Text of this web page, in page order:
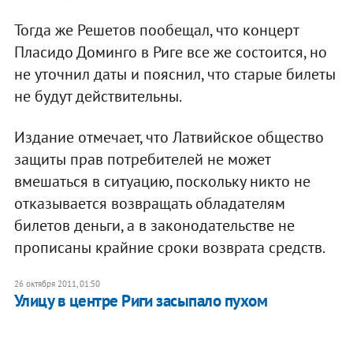
Тогда же Решетов пообещал, что концерт
Пласидо Доминго в Риге все же состоится, но
не уточнил даты и пояснил, что старые билеты
не будут действительны.
Издание отмечает, что Латвийское общество
защиты прав потребителей не может
вмешаться в ситуацию, поскольку никто не
отказывается возвращать обладателям
билетов деньги, а в законодательстве не
прописаны крайние сроки возврата средств.
26 октября 2011, 01:50
Улицу в центре Риги засыпало пухом